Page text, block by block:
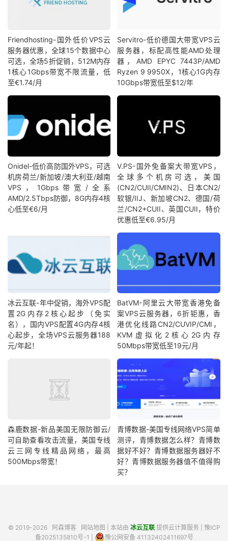
Friendhosting-国外低价VPS云
服务器优惠，全球15个数据中心
可选，全场5折促销，512M内存
1核心1Gbps带宽不限流量，低
至€1.74/月
Servitro-低价德国大带宽VPS云
服务器，标配高性能AMD处理
器，AMD EPYC 7443P/AMD
Ryzen 9 9950X，1核心1G内存
10Gbps带宽低至$12/年
Onidel-低价高防国外VPS，可选
机房荷兰/新加坡/澳大利亚/越南
VPS，1Gbps带宽/全系
AMD/2.5Tbps防御，8G内存4核
心低至€6/月
V.PS-国外免备案大带宽VPS，
全球多个机房可选，美国
(CN2/CUII/CMIN2)、日本CN2/
软银/IIJ、新加坡CN2、德国/荷
兰/CN2+CUII、英国CUII，特价
优惠低至€6.95/月
冰云互联-年中促销，海外VPS配
置2G内存2核心起步（免实
名），国内VPS配置4G内存4核
心起步，全场VPS云服务器188
元/年起！
BatVM-阿里云大带宽香港免备
案VPS云服务器，6折钜惠，香
港优化线路CN2/CUVIP/CMI，
KVM虚拟化2核心2G内存
50Mbps带宽低至19元/月
森鹿数据-新品美国无限防御云/
可自助查看攻击流量，美国专线
云三网专线精品网络，最高
500Mbps带宽！
青博数据-美国专线网络VPS简单
测评，青博数据怎么样？青博数
据好不好？青博数据服务器好不
好？青博数据服务器值不值得购
买？
© 2019-2026 阿森博客 网站地图 | 本站由 冰云互联提供云计算服务 | 豫ICP
备2025135810号-1
豫公网安备 41132402411697号